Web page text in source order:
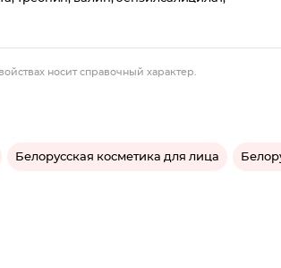
носит справочный характер.
Белорусская косметика для лица